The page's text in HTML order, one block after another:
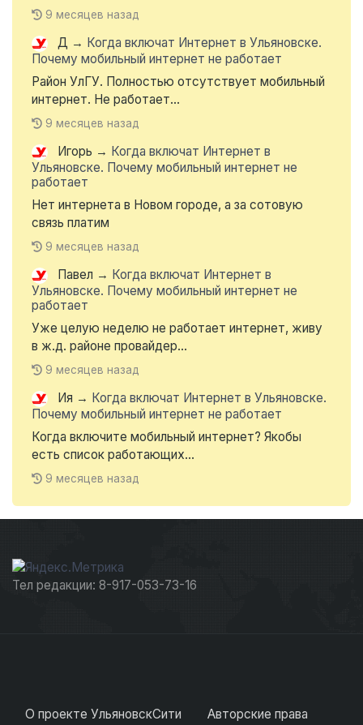
9 месяцев назад
Д → Когда включат Интернет в Ульяновске.
Почему мобильный интернет не работает
Район УлГУ. Полностью отсутствует мобильный
интернет. Не работает...
9 месяцев назад
Игорь → Когда включат Интернет в
Ульяновске. Почему мобильный интернет не
работает
Нет интернета в Новом городе, а за сотовую
связь платим
9 месяцев назад
Павел → Когда включат Интернет в
Ульяновске. Почему мобильный интернет не
работает
Уже целую неделю не работает интернет, живу
в ж.д. районе провайдер...
9 месяцев назад
Ия → Когда включат Интернет в Ульяновске.
Почему мобильный интернет не работает
Когда включите мобильный интернет? Якобы
есть список работающих...
9 месяцев назад
Тел редакции: 8-917-053-73-16
О проекте УльяновскСити Авторские права